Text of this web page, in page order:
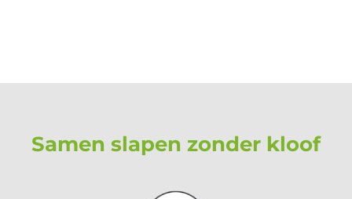
Samen slapen zonder kloof